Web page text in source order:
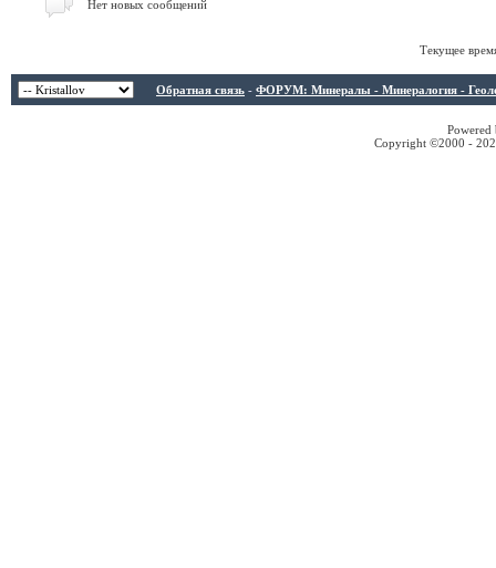
Нет новых сообщений
Текущее
Обратная связь - ФОРУМ: Минералы - Минералогия -
Copyright ©2000 -